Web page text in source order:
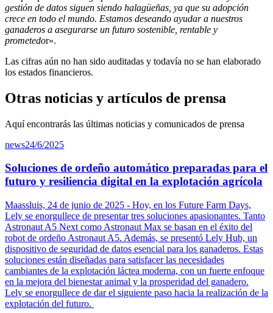
gestión de datos siguen siendo halagüeñas, ya que su adopción
crece en todo el mundo. Estamos deseando ayudar a nuestros
ganaderos a asegurarse un futuro sostenible, rentable y
prometedor».
Las cifras aún no han sido auditadas y todavía no se han elaborado
los estados financieros.
Otras noticias y artículos de prensa
Aquí encontrarás las últimas noticias y comunicados de prensa
news24/6/2025
Soluciones de ordeño automático preparadas para el
futuro y resiliencia digital en la explotación agrícola
Maassluis, 24 de junio de 2025 - Hoy, en los Future Farm Days,
Lely se enorgullece de presentar tres soluciones apasionantes. Tanto
Astronaut A5 Next como Astronaut Max se basan en el éxito del
robot de ordeño Astronaut A5. Además, se presentó Lely Hub, un
dispositivo de seguridad de datos esencial para los ganaderos. Estas
soluciones están diseñadas para satisfacer las necesidades
cambiantes de la explotación láctea moderna, con un fuerte enfoque
en la mejora del bienestar animal y la prosperidad del ganadero.
Lely se enorgullece de dar el siguiente paso hacia la realización de la
explotación del futuro.